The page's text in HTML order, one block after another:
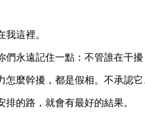
這裡。
永遠記住一點：不管誰在干
麼幹擾，都是假相。不承認
的路，就會有最好的結果。